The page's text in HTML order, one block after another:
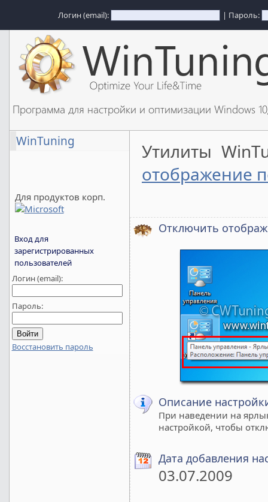
Логин (email): | Пароль:
Программа для настройки и оптимизации Windows
WinTuning
Для продуктов корп.
Вход для
зарегистрированных
пользователей
Логин (email):
Пароль:
Восстановить пароль
Утилиты
отображение
Отключить
Описание
При наведении на
настройкой, чтобы
Дата добавления
03.07.2009